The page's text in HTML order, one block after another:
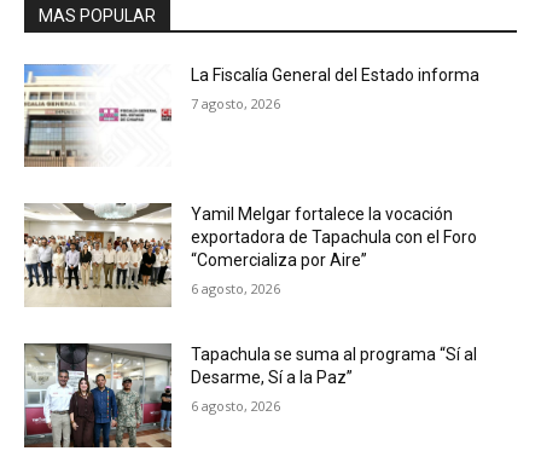
MAS POPULAR
La Fiscalía General del Estado informa
7 agosto, 2026
Yamil Melgar fortalece la vocación
exportadora de Tapachula con el Foro
“Comercializa por Aire”
6 agosto, 2026
Tapachula se suma al programa “Sí al
Desarme, Sí a la Paz”
6 agosto, 2026